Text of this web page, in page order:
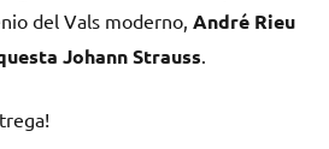
del Vals moderno, André Rieu
Johann Strauss